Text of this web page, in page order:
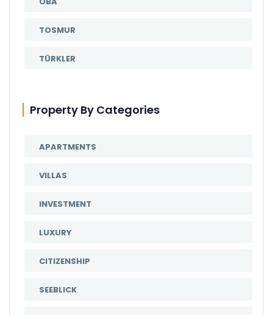
TOSMUR
TÜRKLER
Property By Categories
APARTMENTS
VILLAS
INVESTMENT
LUXURY
CITIZENSHIP
SEEBLICK